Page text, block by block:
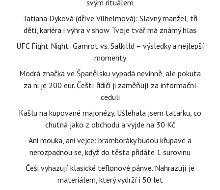
svým rituálem
Tatiana Dyková (dříve Vilhelmová): Slavný manžel, tři
děti, kariéra i výhra v show Tvoje tvář má známý hlas
UFC Fight Night: Gamrot vs. Salkilld – výsledky a nejlepší
momenty
Modrá značka ve Španělsku vypadá nevinně, ale pokuta
za ni je 200 eur. Čeští řidiči ji zaměňují za informační
ceduli
Kašlu na kupované majonézy. Ušlehala jsem tatarku, co
chutná jako z obchodu a vyjde na 30 Kč
Ani mouka, ani vejce: bramboráky budou křupavé a
nerozpadnou se, když do těsta přidáte 1 surovinu
Češi vyhazují klasické teflonové pánve. Nahrazují je
materiálem, který vydrží i 50 let